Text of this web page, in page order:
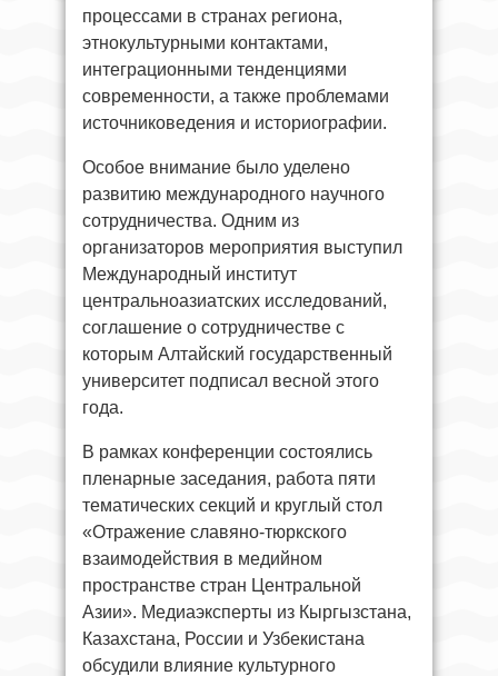
процессами в странах региона,
этнокультурными контактами,
интеграционными тенденциями
современности, а также проблемами
источниковедения и историографии.
Особое внимание было уделено
развитию международного научного
сотрудничества. Одним из
организаторов мероприятия выступил
Международный институт
центральноазиатских исследований,
соглашение о сотрудничестве с
которым Алтайский государственный
университет подписал весной этого
года.
В рамках конференции состоялись
пленарные заседания, работа пяти
тематических секций и круглый стол
«Отражение славяно-тюркского
взаимодействия в медийном
пространстве стран Центральной
Азии». Медиаэксперты из Кыргызстана,
Казахстана, России и Узбекистана
обсудили влияние культурного